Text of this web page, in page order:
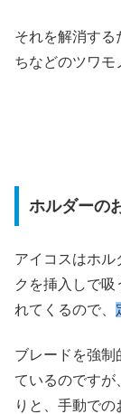
それを解消する
ちなどのツワモ
ホルダーの
アイコスはホル
クを挿入しで
れてくるので、
ブレードを強制
ているのですが
りと、手動での